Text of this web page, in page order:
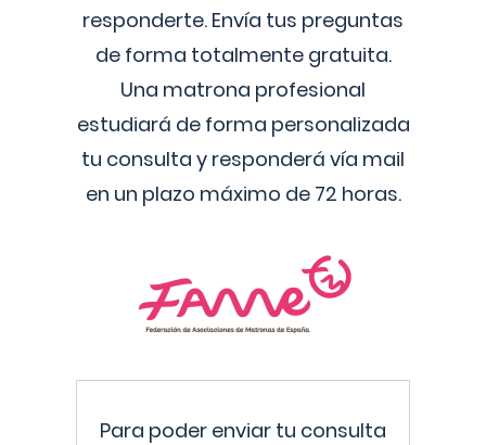
responderte. Envía tus preguntas
de forma totalmente gratuita.
Una matrona profesional
estudiará de forma personalizada
tu consulta y responderá vía mail
en un plazo máximo de 72 horas.
Para poder enviar tu consulta